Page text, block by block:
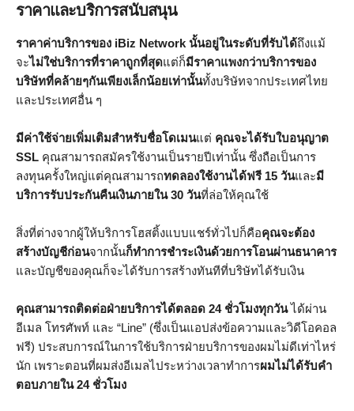
ราคาและบริการสนับสนุน
ราคาค่าบริการของ iBiz Network นั้นอยู่ในระดับที่รับได้ถึงแม้
จะไม่ใช่บริการที่ราคาถูกที่สุดแต่ก็มีราคาแพงกว่าบริการของ
บริษัทที่คล้ายๆกันเพียงเล็กน้อยเท่านั้นทั้งบริษัทจากประเทศไทย
และประเทศอื่น ๆ
มีค่าใช้จ่ายเพิ่มเติมสำหรับชื่อโดเมนแต่ คุณจะได้รับใบอนุญาต
SSL คุณสามารถสมัครใช้งานเป็นรายปีเท่านั้น ซึ่งถือเป็นการ
ลงทุนครั้งใหญ่แต่คุณสามารถทดลองใช้งานได้ฟรี 15 วันและมี
บริการรับประกันคืนเงินภายใน 30 วันที่ล่อให้คุณใช้
สิ่งที่ต่างจากผู้ให้บริการโฮสติ้งแบบแชร์ทั่วไปก็คือคุณจะต้อง
สร้างบัญชีก่อนจากนั้นก็ทำการชำระเงินด้วยการโอนผ่านธนาคาร
และบัญชีของคุณก็จะได้รับการสร้างทันทีที่บริษัทได้รับเงิน
คุณสามารถติดต่อฝ่ายบริการได้ตลอด 24 ชั่วโมงทุกวันได้ผ่าน
อีเมล โทรศัพท์ และ “Line” (ซึ่งเป็นแอปส่งข้อความและวิดีโอคอล
ฟรี) ประสบการณ์ในการใช้บริการฝ่ายบริการของผมไม่ดีเท่าไหร่
นัก เพราะตอนที่ผมส่งอีเมลไประหว่างเวลาทำการผมไม่ได้รับคำ
ตอบภายใน 24 ชั่วโมง